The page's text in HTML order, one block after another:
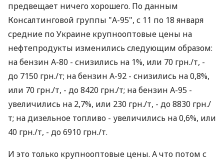
предвещает ничего хорошего. По данным
Консалтинговой группы "А-95", с 11 по 18 января
средние по Украине крупнооптовые цены на
нефтепродукты изменились следующим образом:
на бензин А-80 - снизились на 1%, или 70 грн./т, -
до 7150 грн./т; на бензин А-92 - снизились на 0,8%,
или 70 грн./т, - до 8420 грн./т; на бензин А-95 -
увеличились на 2,7%, или 230 грн./т, - до 8830 грн./
т; на дизельное топливо - увеличились на 0,6%, или
40 грн./т, - до 6910 грн./т.
И это только крупнооптовые цены. А что потом с